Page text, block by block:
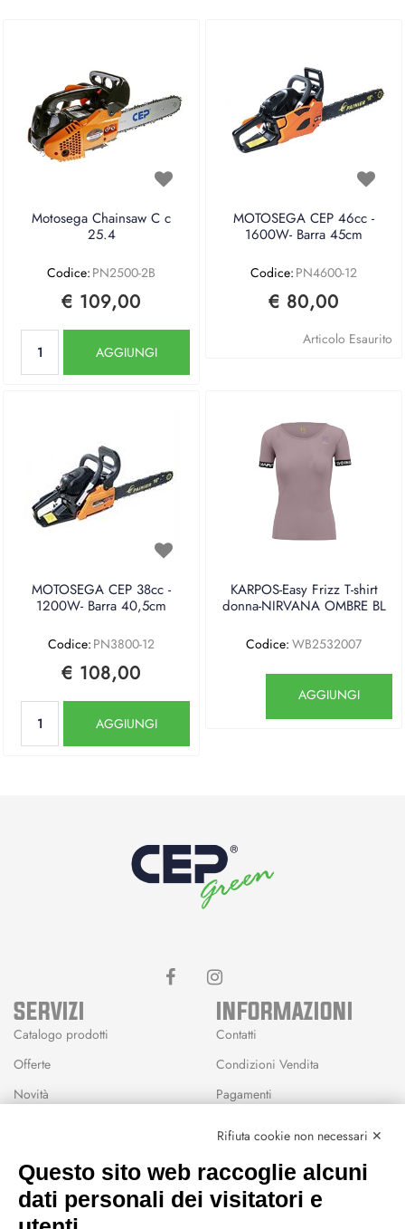
Motosega Chainsaw C c
25.4
Codice: PN2500-2B
€ 109,00
AGGIUNGI
MOTOSEGA CEP 46cc -
1600W- Barra 45cm
Codice: PN4600-12
€ 80,00
Articolo Esaurito
MOTOSEGA CEP 38cc -
1200W- Barra 40,5cm
Codice: PN3800-12
€ 108,00
AGGIUNGI
KARPOS-Easy Frizz T-shirt
donna-NIRVANA OMBRE BL
Codice: WB2532007
AGGIUNGI
SERVIZI
Catalogo prodotti
Offerte
Novità
Wishlist
INFORMAZIONI
Contatti
Condizioni Vendita
Pagamenti
CEP GREEN
Rifiuta cookie non necessari ✕
Questo sito web raccoglie alcuni
dati personali dei visitatori e